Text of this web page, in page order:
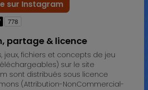
sur Instagram
partage & licence
jeux, fichiers et concepts de jeu
sur le site
sont distribués sous licence
(Attribution-NonCommercial-